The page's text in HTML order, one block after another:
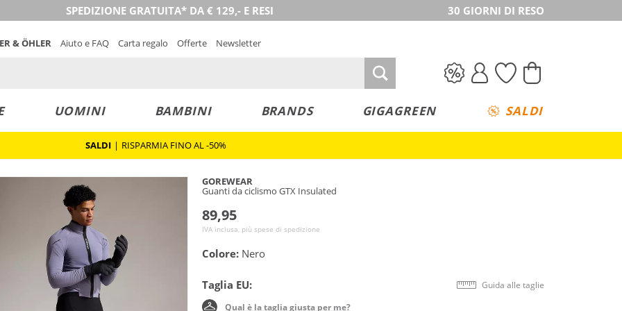
SPEDIZIONE GRATUITA* DA € 129,- E RESI 30 GIORNI DI RESO
& ÖHLER Aiuto e FAQ Carta regalo Offerte Newsletter
UOMINI BAMBINI BRANDS GIGAGREEN SALDI
SALDI | RISPARMIA FINO AL -50%
GOREWEAR
Guanti da ciclismo GTX Insulated
89,95
IVA inclusa, più spese di spedizione
Colore: Nero
Taglia EU: Guida alle taglie
Qual è la taglia giusta per me?